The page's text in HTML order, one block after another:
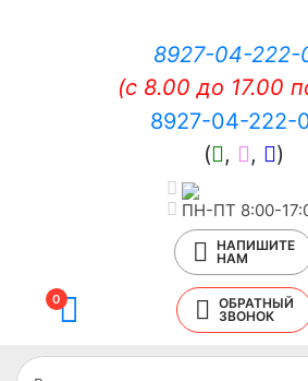
8927-04-222-
(c 8.00 до 17.00
8927-04-222-
(
, , )
ПН-ПТ 8:00-
НАПИШИТЕ
НАМ
0
ОБРАТНЫЙ
ЗВОНОК